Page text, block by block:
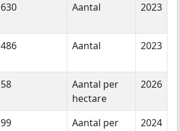
630 Aantal 2023
486 Aantal 2023
58
Aantal per
hectare
2026
99
Aantal per
2024